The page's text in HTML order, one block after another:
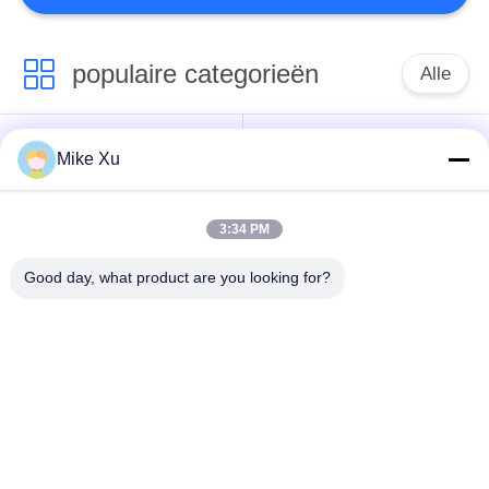
populaire categorieën Alle
Elektrische
Industriële Oven
De Oven van de
Mike Xu
3:34 PM
Good day, what product are you looking for?